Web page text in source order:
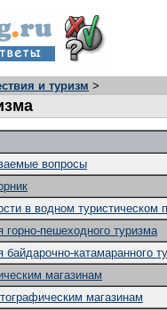
и туризм >
вопросы
в водном туристическом
пешеходного туризма
катамаранного
магазинам
магазинам